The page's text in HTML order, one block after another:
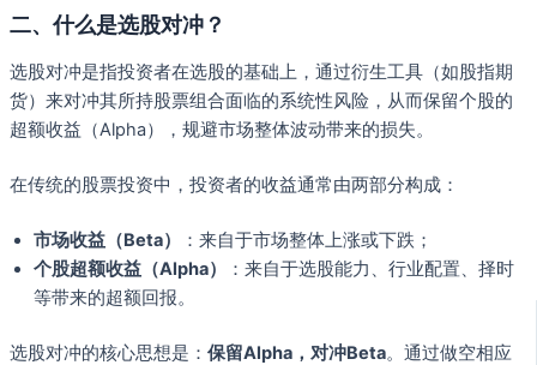
二、什么是选股对冲？
选股对冲是指投资者在选股的基础上，通过衍生工具（如股指期
货）来对冲其所持股票组合面临的系统性风险，从而保留个股的
超额收益（Alpha），规避市场整体波动带来的损失。
在传统的股票投资中，投资者的收益通常由两部分构成：
市场收益（Beta）
：来自于市场整体上涨或下跌；
个股超额收益（Alpha）
：来自于选股能力、行业配置、择时
等带来的超额回报。
选股对冲的核心思想是： 保留Alpha，对冲Beta。通过做空相应